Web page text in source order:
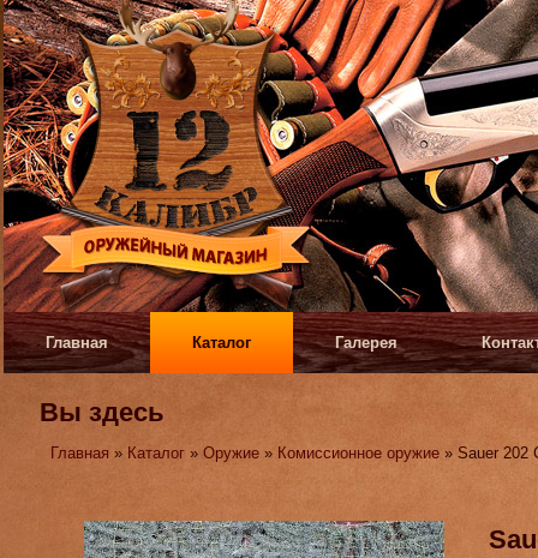
Главная Каталог Галерея
Вы здесь
Главная » Каталог »Оружие » Комиссионное оружие » Sauer 202